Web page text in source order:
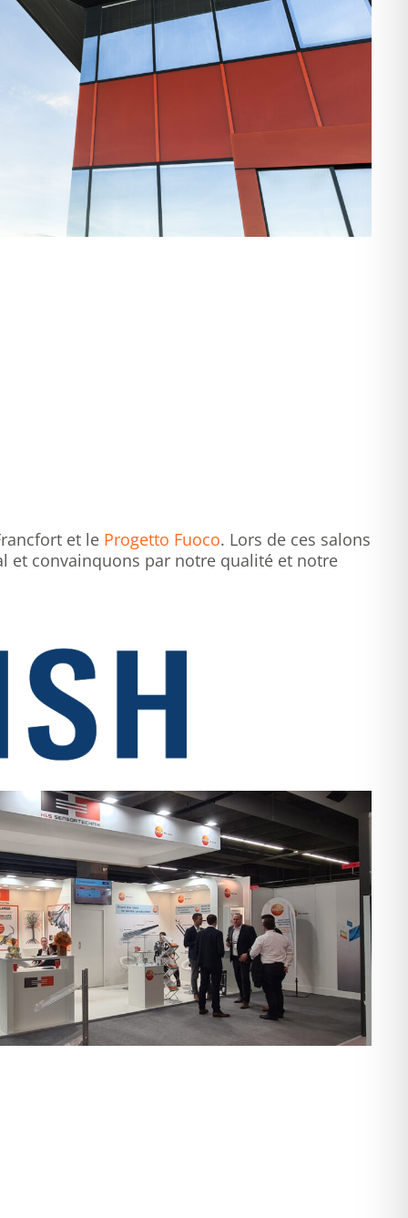
et le Progetto Fuoco. Lors de ces salons
et convainquons par notre qualité et notre